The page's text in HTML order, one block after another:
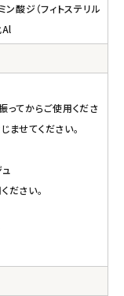
ン酸ジ（フィトステリル
Al
ってからご使用くださ
ませてください。
ださい。